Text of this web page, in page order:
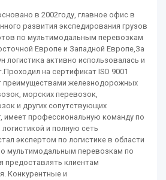
в 2002году, главное офис в
развития экспедирования грузов
по мультимодальным перевозкам
Европе и Западной Европе,За
логистика активно использовалась и
на сертификат ISO 9001
преимуществами железнодорожных
морских перевозок,
и других сопутствующих
имеет профессиональную команду по
и полную сеть
экспертом по логистике в области
мультимодальным перевозкам по
предоставлять клиентам
Конкурентные и